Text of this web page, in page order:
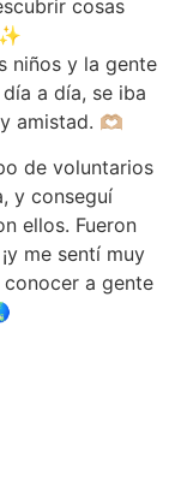
cosas
niños y la gente
a día, se iba
🫶🏼
de voluntarios
y conseguí
ellos. Fueron
me sentí muy
a gente